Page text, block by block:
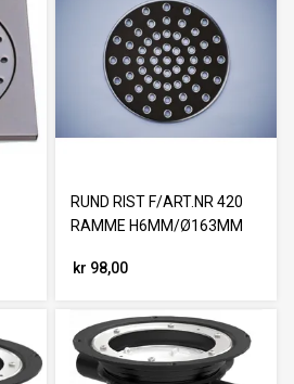
RUND RIST F/ART.NR 420
RAMME H6MM/Ø163MM
kr 98,00